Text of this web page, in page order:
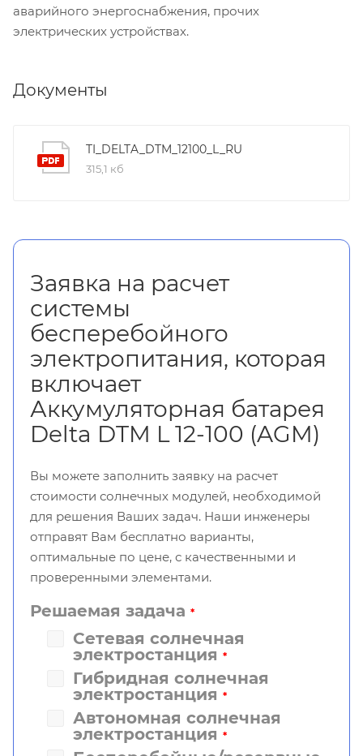
аварийного энергоснабжения, прочих
электрических устройствах.
Документы
TI_DELTA_DTM_12100_L_RU
315,1 кб
Заявка на расчет
системы
бесперебойного
электропитания, которая
включает
Аккумуляторная батарея
Delta DTM L 12-100 (AGM)
Вы можете заполнить заявку на расчет
стоимости солнечных модулей, необходимой
для решения Ваших задач. Наши инженеры
отправят Вам бесплатно варианты,
оптимальные по цене, с качественными и
проверенными элементами.
Решаемая задача *
Сетевая солнечная
электростанция *
Гибридная солнечная
электростанция *
Автономная солнечная
электростанция *